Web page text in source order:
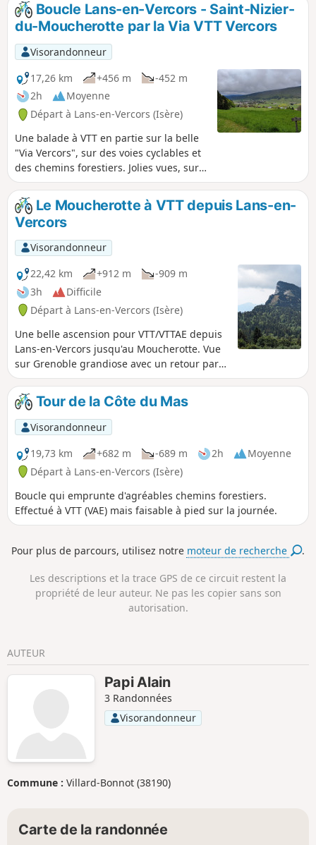
Boucle Lans-en-Vercors - Saint-Nizier-
du-Moucherotte par la Via VTT Vercors
Visorandonneur
17,26 km
+456 m
-452 m
2h
Moyenne
Départ à Lans-en-Vercors (Isère)
Une balade à VTT en partie sur la belle
"Via Vercors", sur des voies cyclables et
des chemins forestiers. Jolies vues, sur
le plateau du Vercors Nord, le massif de
la Molière et sur Lans-en-Vercors.
Le Moucherotte à VTT depuis Lans-en-
Vercors
Visorandonneur
22,42 km
+912 m
-909 m
3h
Difficile
Départ à Lans-en-Vercors (Isère)
Une belle ascension pour VTT/VTTAE depuis
Lans-en-Vercors jusqu'au Moucherotte. Vue
sur Grenoble grandiose avec un retour par
les pâturages des Ramées.
Tour de la Côte du Mas
Visorandonneur
19,73 km
+682 m -689 m 2h
Moyenne
Départ à Lans-en-Vercors (Isère)
Boucle qui emprunte d'agréables chemins forestiers.
Effectué à VTT (VAE) mais faisable à pied sur la journée.
Pour plus de parcours, utilisez notre moteur de recherche .
Les descriptions et la trace GPS de ce circuit restent la
propriété de leur auteur. Ne pas les copier sans son
autorisation.
AUTEUR
Papi Alain
3 Randonnées
Visorandonneur
Commune : Villard-Bonnot (38190)
Carte de la randonnée